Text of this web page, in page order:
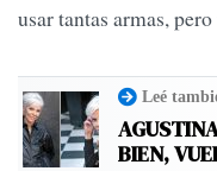
usar tantas armas,
Leé
BIEN,